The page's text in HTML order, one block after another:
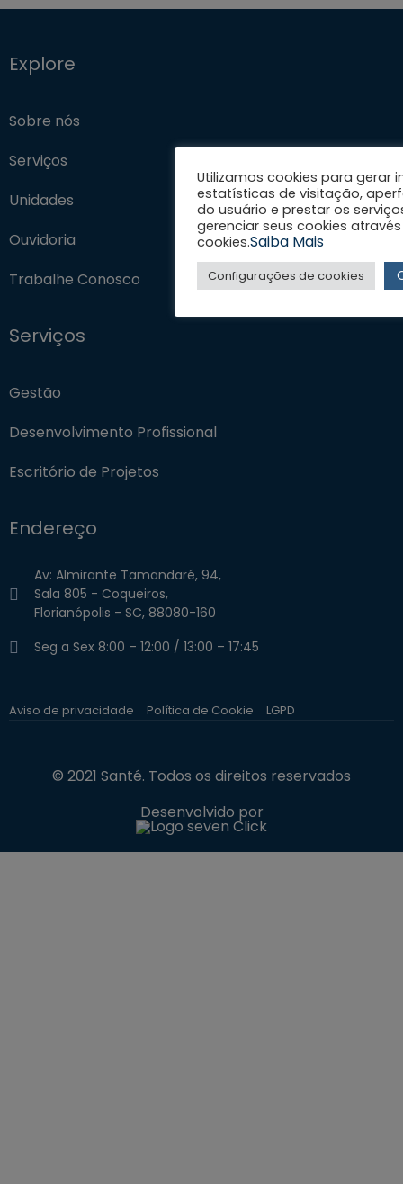
Explore
Sobre nós
Serviços
Unidades
Ouvidoria
Trabalhe Conosco
Serviços
Gestão
Desenvolvimento Profissional
Escritório de Projetos
Endereço
Av: Almirante Tamandaré, 94,
Sala 805 - Coqueiros,
Florianópolis - SC, 88080-160
Seg a Sex 8:00 – 12:00 / 13:00 – 17:45
Aviso de privacidade Política de Cookie LGPD
© 2021 Santé. Todos os direitos reservados
Desenvolvido por
Utilizamos cookies para gerar
estatísticas de visitação,
do usuário e prestar os
gerenciar seus cookies
cookies.Saiba Mais
Configurações de cookies